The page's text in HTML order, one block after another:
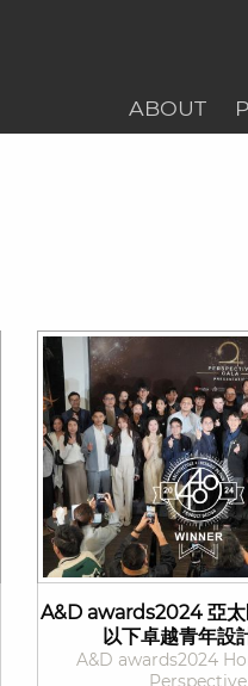
ABOUT
A&D awards2024 亞
以下卓越青年設
A&D awards2024
Perspective